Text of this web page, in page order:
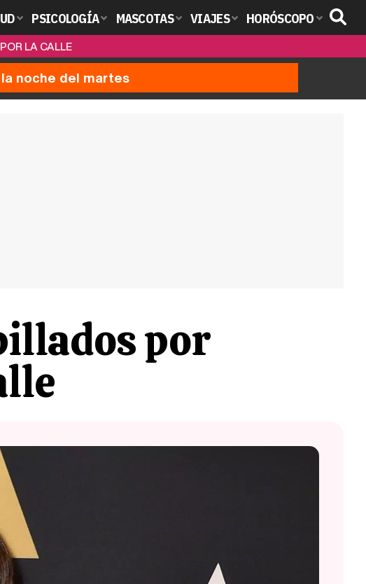
PSICOLOGÍA MASCOTAS VIAJES HORÓSCOPO
LA CALLE
noche del martes
por